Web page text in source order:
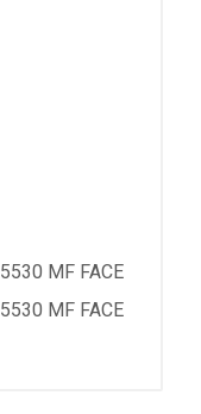
MF FACE
MF FACE